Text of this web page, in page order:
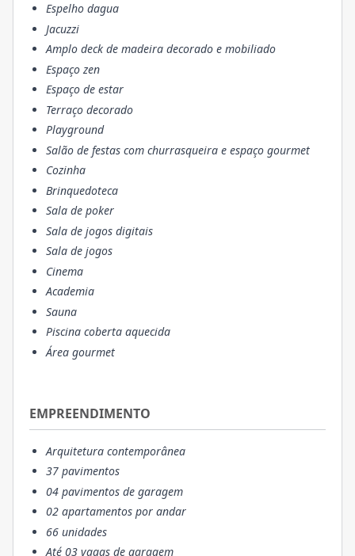
Espelho dagua
Jacuzzi
Amplo deck de madeira decorado e mobiliado
Espaço zen
Espaço de estar
Terraço decorado
Playground
Salão de festas com churrasqueira e espaço gourmet
Cozinha
Brinquedoteca
Sala de poker
Sala de jogos digitais
Sala de jogos
Cinema
Academia
Sauna
Piscina coberta aquecida
Área gourmet
EMPREENDIMENTO
Arquitetura contemporânea
37 pavimentos
04 pavimentos de garagem
02 apartamentos por andar
66 unidades
Até 03 vagas de garagem